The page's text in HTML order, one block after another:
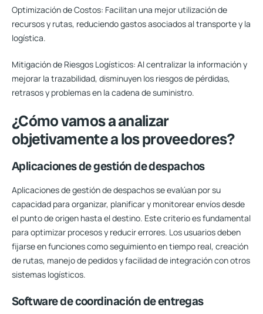
Optimización de Costos: Facilitan una mejor utilización de
recursos y rutas, reduciendo gastos asociados al transporte y la
logística.
Mitigación de Riesgos Logísticos: Al centralizar la información y
mejorar la trazabilidad, disminuyen los riesgos de pérdidas,
retrasos y problemas en la cadena de suministro.
¿Cómo vamos a analizar
objetivamente a los proveedores?
Aplicaciones de gestión de despachos
Aplicaciones de gestión de despachos se evalúan por su
capacidad para organizar, planificar y monitorear envíos desde
el punto de origen hasta el destino. Este criterio es fundamental
para optimizar procesos y reducir errores. Los usuarios deben
fijarse en funciones como seguimiento en tiempo real, creación
de rutas, manejo de pedidos y facilidad de integración con otros
sistemas logísticos.
Software de coordinación de entregas